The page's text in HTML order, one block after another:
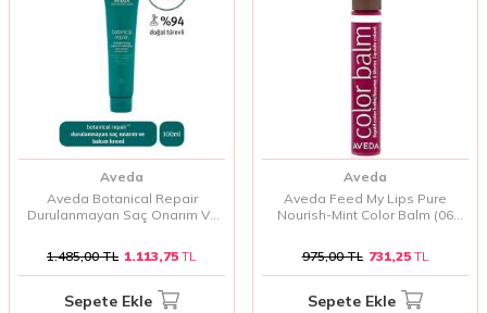
Aveda
Aveda Botanical Repair
Durulanmayan Saç Onarım Ve
1.485,00TL 1.113,75 TL
Sepete Ekle
Aveda
Aveda Feed My Lips Pure
Nourish-Mint Color Balm (06
975,00TL 731,25TL
Sepete Ekle